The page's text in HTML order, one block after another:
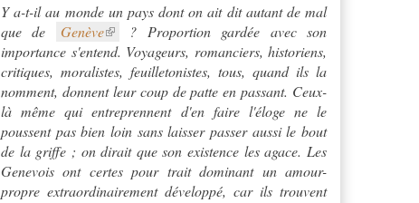
Y a-t-il au monde un pays dont on ait dit autant de mal
que de
Genève
? Proportion gardée avec son
importance s'entend. Voyageurs, romanciers, historiens,
critiques, moralistes, feuilletonistes, tous, quand ils la
nomment, donnent leur coup de patte en passant. Ceux-
là même qui entreprennent d'en faire l'éloge ne le
poussent pas bien loin sans laisser passer aussi le bout
de la griffe ; on dirait que son existence les agace. Les
Genevois ont certes pour trait dominant un amour-
propre extraordinairement développé, car ils trouvent